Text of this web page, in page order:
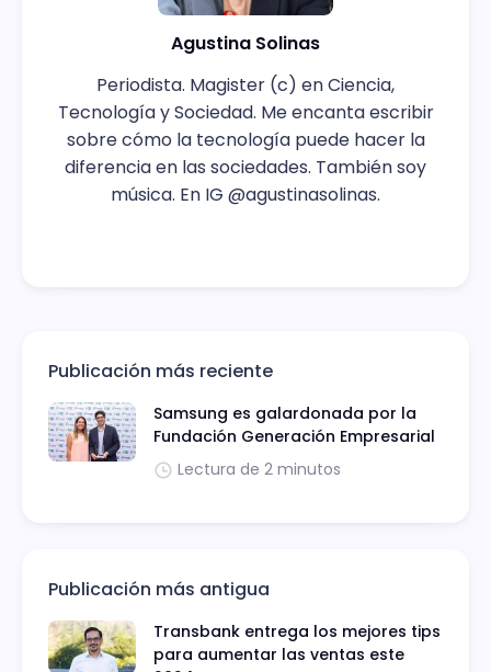
Agustina Solinas
Periodista. Magister (c) en Ciencia,
Tecnología y Sociedad. Me encanta escribir
sobre cómo la tecnología puede hacer la
diferencia en las sociedades. También soy
música. En IG @agustinasolinas.
Publicación más reciente
Samsung es galardonada por la
Fundación Generación Empresarial
Lectura de 2 minutos
Publicación más antigua
Transbank entrega los mejores tips
para aumentar las ventas este